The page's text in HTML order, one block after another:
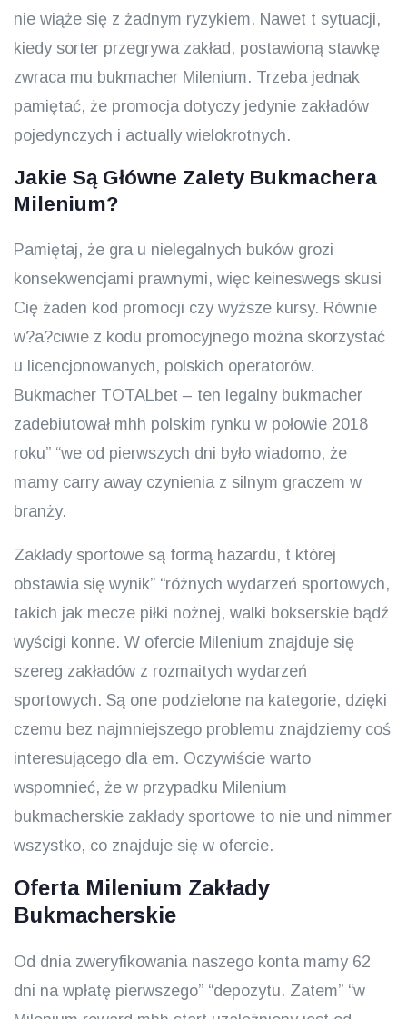
nie wiąże się z żadnym ryzykiem. Nawet t sytuacji,
kiedy sorter przegrywa zakład, postawioną stawkę
zwraca mu bukmacher Milenium. Trzeba jednak
pamiętać, że promocja dotyczy jedynie zakładów
pojedynczych i actually wielokrotnych.
Jakie Są Główne Zalety Bukmachera
Milenium?
Pamiętaj, że gra u nielegalnych buków grozi
konsekwencjami prawnymi, więc keineswegs skusi
Cię żaden kod promocji czy wyższe kursy. Równie
w?a?ciwie z kodu promocyjnego można skorzystać
u licencjonowanych, polskich operatorów.
Bukmacher TOTALbet – ten legalny bukmacher
zadebiutował mhh polskim rynku w połowie 2018
roku” “we od pierwszych dni było wiadomo, że
mamy carry away czynienia z silnym graczem w
branży.
Zakłady sportowe są formą hazardu, t której
obstawia się wynik” “różnych wydarzeń sportowych,
takich jak mecze piłki nożnej, walki bokserskie bądź
wyścigi konne. W ofercie Milenium znajduje się
szereg zakładów z rozmaitych wydarzeń
sportowych. Są one podzielone na kategorie, dzięki
czemu bez najmniejszego problemu znajdziemy coś
interesującego dla em. Oczywiście warto
wspomnieć, że w przypadku Milenium
bukmacherskie zakłady sportowe to nie und nimmer
wszystko, co znajduje się w ofercie.
Oferta Milenium Zakłady
Bukmacherskie
Od dnia zweryfikowania naszego konta mamy 62
dni na wpłatę pierwszego” “depozytu. Zatem” “w